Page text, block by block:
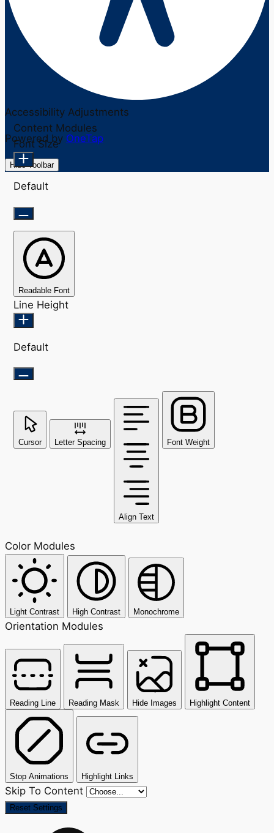
Accessibility Adjustments
Powered by OneTap
Hide Toolbar
Content Modules
Font Size
Default
Readable Font
Line Height
Default
Cursor Letter Spacing
Align Text
Font Weight
Color Modules
Light Contrast High Contrast Monochrome
Orientation Modules
Reading Line Reading Mask Hide Images Highlight Content
Stop Animations Highlight Links
Skip To Content
Reset Settings